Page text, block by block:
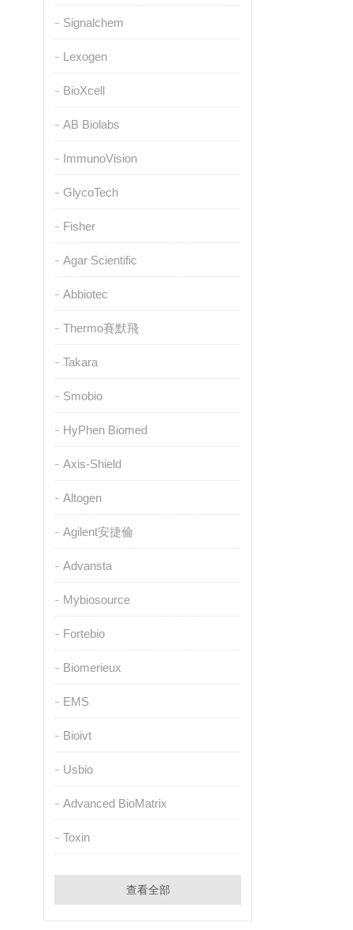
Signalchem
Lexogen
BioXcell
AB Biolabs
ImmunoVision
GlycoTech
Fisher
Agar Scientific
Abbiotec
Thermo賽默飛
Takara
Smobio
HyPhen Biomed
Axis-Shield
Altogen
Agilent安捷倫
Advansta
Mybiosource
Fortebio
Biomerieux
EMS
Bioivt
Usbio
Advanced BioMatrix
Toxin
查看全部